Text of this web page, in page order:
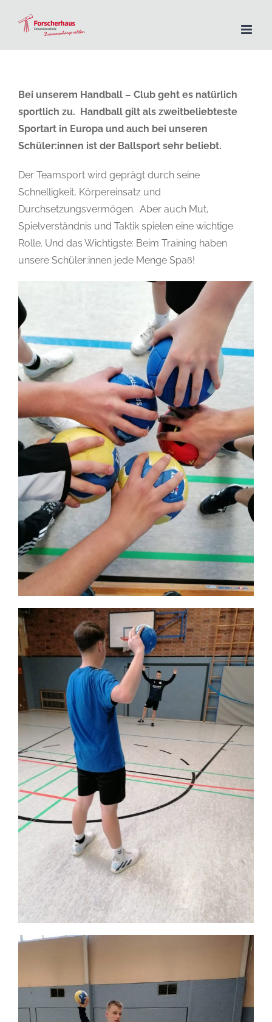
Inhalt
Bei unserem Handball – Club geht es natürlich
sportlich zu. Handball gilt als zweitbeliebteste
Sportart in Europa und auch bei unseren
Schüler:innen ist der Ballsport sehr beliebt.
Der Teamsport wird geprägt durch seine
Schnelligkeit, Körpereinsatz und
Durchsetzungsvermögen. Aber auch Mut,
Spielverständnis und Taktik spielen eine wichtige
Rolle. Und das Wichtigste: Beim Training haben
unsere Schüler:innen jede Menge Spaß!